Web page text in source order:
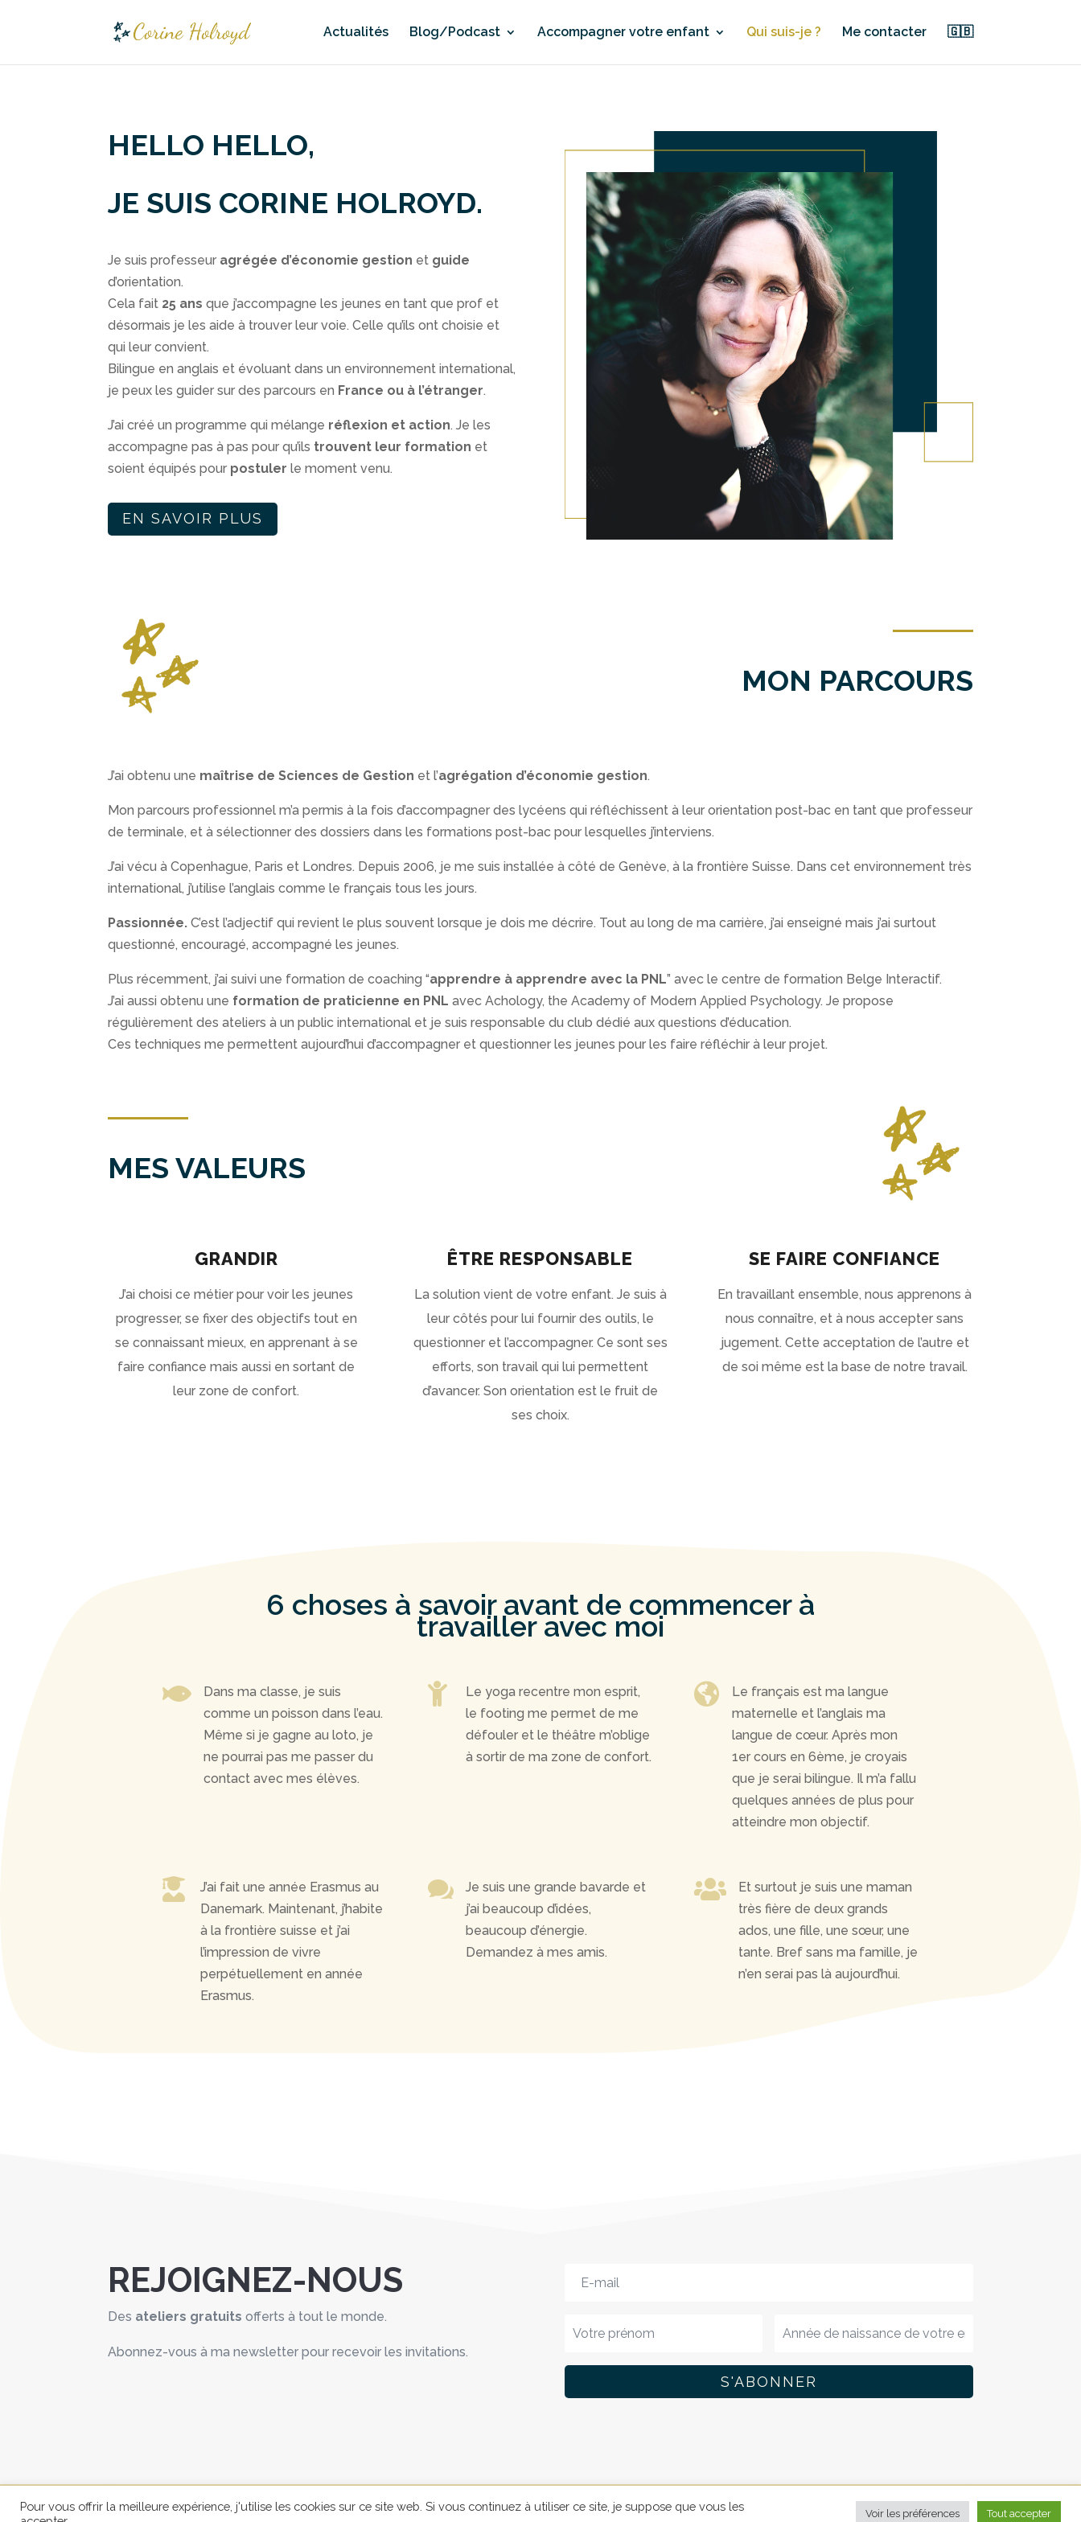
Actualités Blog/Podcast Accompagner votre enfant Qui suis-je ? Me contacter 🇬🇧
HELLO HELLO,
JE SUIS CORINE HOLROYD.
Je suis professeur agrégée d’économie gestion et guide
d’orientation.
Cela fait 25 ans que j’accompagne les jeunes en tant que prof et
désormais je les aide à trouver leur voie. Celle qu’ils ont choisie et
qui leur convient.
Bilingue en anglais et évoluant dans un environnement international,
je peux les guider sur des parcours en France ou à l’étranger.
J’ai créé un programme qui mélange réflexion et action. Je les
accompagne pas à pas pour qu’ils trouvent leur formation et
soient équipés pour postuler le moment venu.
EN SAVOIR PLUS
MON PARCOURS
J’ai obtenu une maîtrise de Sciences de Gestion et l’agrégation d’économie gestion.
Mon parcours professionnel m’a permis à la fois d’accompagner des lycéens qui réfléchissent à leur orientation post-bac en tant que professeur
de terminale, et à sélectionner des dossiers dans les formations post-bac pour lesquelles j’interviens.
J’ai vécu à Copenhague, Paris et Londres. Depuis 2006, je me suis installée à côté de Genève, à la frontière Suisse. Dans cet environnement très
international, j’utilise l’anglais comme le français tous les jours.
Passionnée. C’est l’adjectif qui revient le plus souvent lorsque je dois me décrire. Tout au long de ma carrière, j’ai enseigné mais j’ai surtout
questionné, encouragé, accompagné les jeunes.
Plus récemment, j’ai suivi une formation de coaching “apprendre à apprendre avec la PNL” avec le centre de formation Belge Interactif.
J’ai aussi obtenu une formation de praticienne en PNL avec Achology, the Academy of Modern Applied Psychology. Je propose
régulièrement des ateliers à un public international et je suis responsable du club dédié aux questions d’éducation.
Ces techniques me permettent aujourd’hui d’accompagner et questionner les jeunes pour les faire réfléchir à leur projet.
MES VALEURS
GRANDIR
J’ai choisi ce métier pour voir les jeunes
progresser, se fixer des objectifs tout en
se connaissant mieux, en apprenant à se
faire confiance mais aussi en sortant de
leur zone de confort.
ÊTRE RESPONSABLE
La solution vient de votre enfant. Je suis à
leur côtés pour lui fournir des outils, le
questionner et l’accompagner. Ce sont ses
efforts, son travail qui lui permettent
d’avancer. Son orientation est le fruit de
ses choix.
SE FAIRE CONFIANCE
En travaillant ensemble, nous apprenons à
nous connaître, et à nous accepter sans
jugement. Cette acceptation de l’autre et
de soi même est la base de notre travail.
6 choses à savoir avant de commencer à
travailler avec moi

Dans ma classe, je suis
comme un poisson dans l’eau.
Même si je gagne au loto, je
ne pourrai pas me passer du
contact avec mes élèves.

Le yoga recentre mon esprit,
le footing me permet de me
défouler et le théâtre m’oblige
à sortir de ma zone de confort.

Le français est ma langue
maternelle et l’anglais ma
langue de cœur. Après mon
1er cours en 6ème, je croyais
que je serai bilingue. Il m’a fallu
quelques années de plus pour
atteindre mon objectif.

J’ai fait une année Erasmus au
Danemark. Maintenant, j’habite
à la frontière suisse et j’ai
l’impression de vivre
perpétuellement en année
Erasmus.

Je suis une grande bavarde et
j’ai beaucoup d’idées,
beaucoup d’énergie.
Demandez à mes amis.

Et surtout je suis une maman
très fière de deux grands
ados, une fille, une sœur, une
tante. Bref sans ma famille, je
n’en serai pas là aujourd’hui.
REJOIGNEZ-NOUS
Des ateliers gratuits offerts à tout le monde.
Abonnez-vous à ma newsletter pour recevoir les invitations.
S'ABONNER
Copyright © Corine Holroyd | 2021-2026
Pour vous offrir la meilleure expérience, j'utilise les cookies sur ce site web. Si vous continuez à utiliser ce site, je suppose que vous les
Voir les préférences Tout accepter